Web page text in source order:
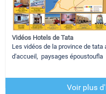
Vidéos Hotels de Tata
Les vidéos de la province de
d'accueil, paysages époustoufla
Voir plus